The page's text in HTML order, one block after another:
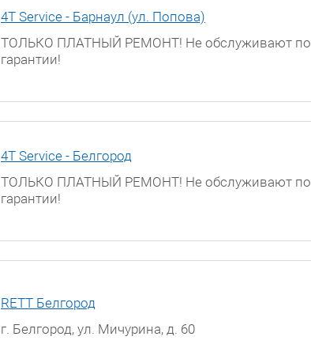
4T Service - Барнаул (ул. Попова)
ТОЛЬКО ПЛАТНЫЙ РЕМОНТ! Не обслуживают по
гарантии!
4T Service - Белгород
ТОЛЬКО ПЛАТНЫЙ РЕМОНТ! Не обслуживают по
гарантии!
RETT Белгород
г. Белгород, ул. Мичурина, д. 60